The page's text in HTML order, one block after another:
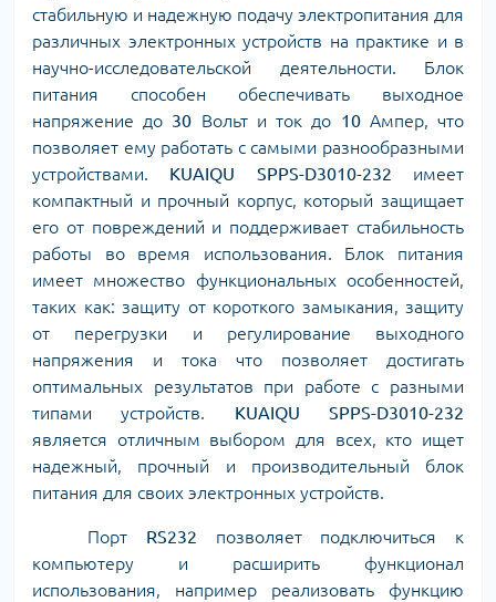
стабильную и надежную подачу электропитания для
различных электронных устройств на практике и в
научно-исследовательской деятельности. Блок
питания способен обеспечивать выходное
напряжение до 30 Вольт и ток до 10Ампер, что
позволяет ему работать с самыми разнообразными
устройствами. KUAIQU SPPS-D3010-232 имеет
компактный и прочный корпус, который защищает
его от повреждений и поддерживает стабильность
работы во время использования. Блок питания
имеет множество функциональных особенностей,
таких как: защиту от короткого замыкания, защиту
от перегрузки и регулирование выходного
напряжения и тока что позволяет достигать
оптимальных результатов при работе с разными
типами устройств. KUAIQU SPPS-D3010-232
является отличным выбором для всех, кто ищет
надежный, прочный и производительный блок
питания для своих электронных устройств.
Порт RS232 позволяет подключиться к
компьютеру и расширить функционал
использования, например реализовать функцию